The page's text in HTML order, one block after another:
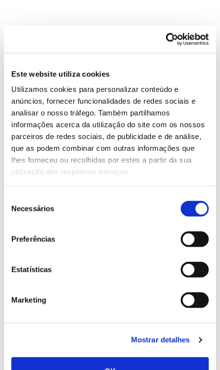
Este website utiliza cookies
Utilizamos cookies para personalizar conteúdo e
anúncios, fornecer funcionalidades de redes sociais e
analisar o nosso tráfego. Também partilhamos
informações acerca da utilização do site com os nossos
parceiros de redes sociais, de publicidade e de análise,
que as podem combinar com outras informações que
lhes forneceu ou recolhidas por estes a partir da sua
utilização dos respetivos serviços.
Necessários
Preferências
Estatísticas
Marketing
Mostrar detalhes
Conteúdo atualizado a 6 de abril de 2020
ANTERIOR PRÓXIMO
VER TODAS AS PERGUNTAS
HISTÓRIA
Dinâmica rural e florestas
nos últimos 200 anos em